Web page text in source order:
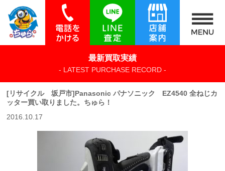
最新買取実績
- LATEST PURCHASE RECORD -
[リサイクル 坂戸市]Panasonic パナソニック EZ4540 全ねじカ
ッター買い取りました。ちゅら！
2016.10.17